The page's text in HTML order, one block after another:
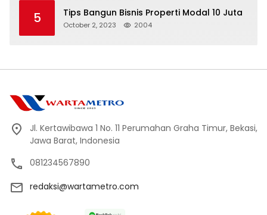
5 Tips Bangun Bisnis Properti Modal 10 Juta
October 2, 2023 2004
Jl. Kertawibawa 1 No. 11 Perumahan Graha Timur, Bekasi,
Jawa Barat, Indonesia
081234567890
redaksi@wartametro.com